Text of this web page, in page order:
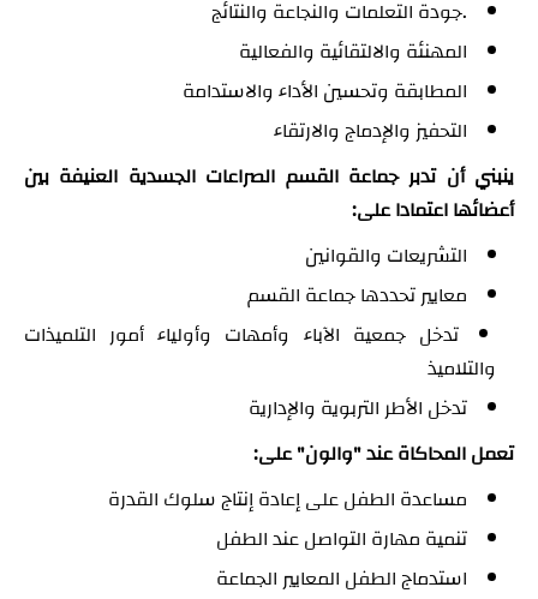
.جودة التعلمات والنجاعة والنتائج
المهنئة والالتقائية والفعالية
المطابقة وتحسين الأداء والاستدامة
التحفيز والإدماج والارتقاء
ينبني أن تدبر جماعة القسم الصراعات الجسدية العنيفة بين
أعضائها اعتمادا على:
التشريعات والقوانين
معايير تحددها جماعة القسم
تدخل جمعية الآباء وأمهات وأولياء أمور التلميذات
والتلاميذ
تدخل الأطر التربوية والإدارية
تعمل المحاكاة عند "والون" على:
مساعدة الطفل على إعادة إنتاج سلوك القدرة
تنمية مهارة التواصل عند الطفل
استدماج الطفل المعايير الجماعة